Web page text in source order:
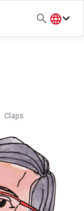
हिंदी
Claps